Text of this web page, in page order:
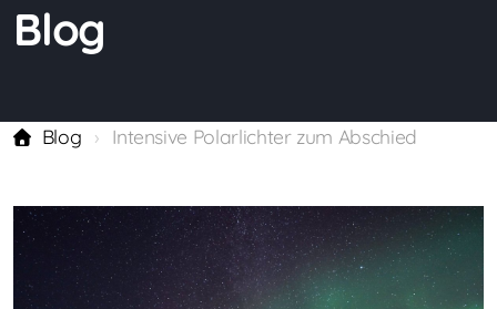
Blog
Blog Intensive Polarlichter zum Abschied